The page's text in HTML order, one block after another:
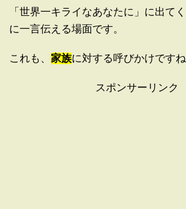
「世界一キライなあなたに」に出て
に一言伝える場面です。
これも、 家族に対する呼びかけですね
スポンサーリンク